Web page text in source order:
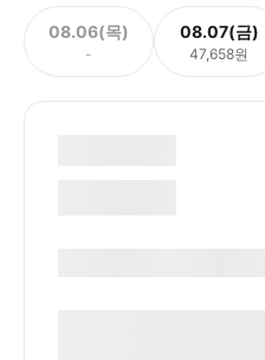
08.06(목)
-
08.07(금)
47,658원